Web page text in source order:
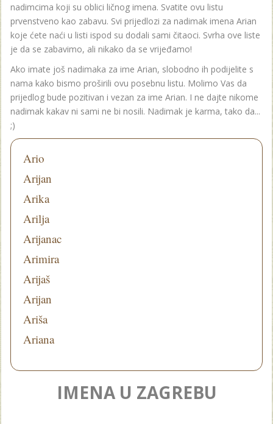
nadimcima koji su oblici ličnog imena. Svatite ovu listu
prvenstveno kao zabavu. Svi prijedlozi za nadimak imena Arian
koje ćete naći u listi ispod su dodali sami čitaoci. Svrha ove liste
je da se zabavimo, ali nikako da se vrijeđamo!
Ako imate još nadimaka za ime Arian, slobodno ih podijelite s
nama kako bismo proširili ovu posebnu listu. Molimo Vas da
prijedlog bude pozitivan i vezan za ime Arian. I ne dajte nikome
nadimak kakav ni sami ne bi nosili. Nadimak je karma, tako da...
;)
Ario
Arijan
Arika
Arilja
Arijanac
Arimira
Arijaš
Arijan
Ariša
Ariana
IMENA U ZAGREBU